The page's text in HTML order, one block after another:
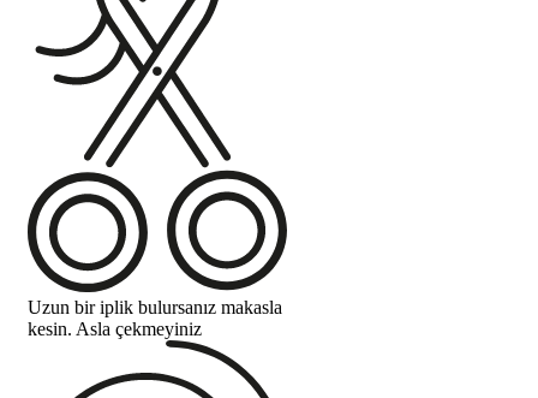
Uzun bir iplik bulursanız makasla
kesin. Asla çekmeyiniz